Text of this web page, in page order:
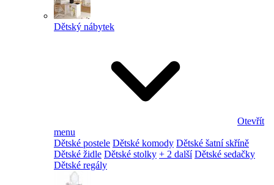
Dětský nábytek
Otevřít
menu
Dětské postele Dětské komody Dětské šatní skříně
Dětské židle Dětské stolky + 2 další Dětské sedačky
Dětské regály